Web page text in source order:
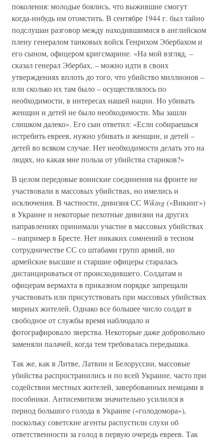
поколения: молодые боялись, что выжившие смогут
когда-нибудь им отомстить. В сентябре 1944 г. был тайно
подслушан разговор между находившимися в английском
плену генералом танковых войск Генрихом Эбербахом и
его сыном, офицером кригсмарине. «На мой взгляд, –
сказал генерал Эбербах, – можно идти в своих
утверждениях вплоть до того, что убийство миллионов –
или сколько их там было – осуществлялось по
необходимости, в интересах нашей нации. Но убивать
женщин и детей не было необходимости. Мы зашли
слишком далеко». Его сын ответил: «Если собираешься
истребить евреев, нужно убивать и женщин, и детей –
детей во всяком случае. Нет необходимости делать это на
людях, но какая мне польза от убийства стариков?»
В целом передовые воинские соединения на фронте не
участвовали в массовых убийствах, но имелись и
исключения. В частности, дивизия СС Wiking(«Викинг»)
в Украине и некоторые пехотные дивизии на других
направлениях принимали участие в массовых убийствах
– например в Бресте. Нет никаких сомнений в тесном
сотрудничестве СС со штабами групп армий, но
армейские высшие и старшие офицеры старалась
дистанцироваться от происходившего. Солдатам и
офицерам вермахта в приказном порядке запрещали
участвовать или присутствовать при массовых убийствах
мирных жителей. Однако все большее число солдат в
свободное от службы время наблюдало и
фотографировало зверства. Некоторые даже добровольно
заменяли палачей, когда тем требовалась передышка.
Так же, как в Литве, Латвии и Белоруссии, массовые
убийства распространились и по всей Украине, часто при
содействии местных жителей, завербованных немцами в
пособники. Антисемитизм значительно усилился в
период большого голода в Украине («голодомора»),
поскольку советские агенты распустили слухи об
ответственности за голод в первую очередь евреев. Так